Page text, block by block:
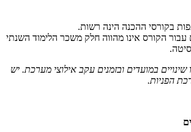
בקורסי ההכנה הינה רשות.
הקורס אינו מהווה חלק משכר הלימוד השנתי
שינויים במועדים ובזמנים עקב אילוצי מערכת. יש
הפניות.